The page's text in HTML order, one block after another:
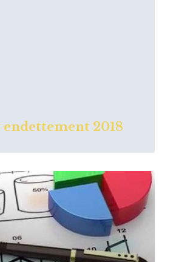
endettement 2018